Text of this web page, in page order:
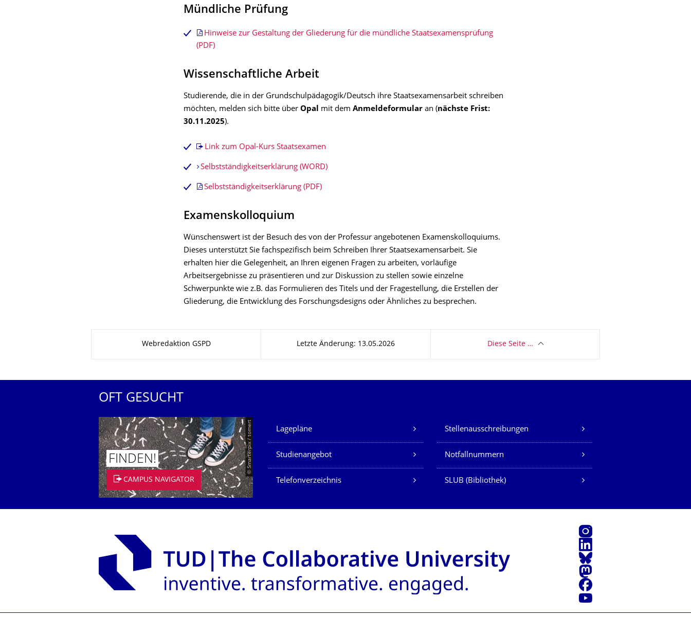
Mündliche Prüfung
Hinweise zur Gestaltung der Gliederung für die mündliche Staatsexamensprüfung
(PDF)
Wissenschaftliche Arbeit
Studierende, die in der Grundschulpädagogik/Deutsch ihre Staatsexamensarbeit schreiben
möchten, melden sich bitte über Opal mit dem Anmeldeformular an (nächste Frist:
30.11.2025).
Link zum Opal-Kurs Staatsexamen
Selbstständigkeitserklärung (WORD)
Selbstständigkeitserklärung (PDF)
Examenskolloquium
Wünschenswert ist der Besuch des von der Professur angebotenen Examenskolloquiums.
Dieses unterstützt Sie fachspezifisch beim Schreiben Ihrer Staatsexamensarbeit. Sie
erhalten hier die Gelegenheit, an Ihren eigenen Fragen zu arbeiten, vorläufige
Arbeitsergebnisse zu präsentieren und zur Diskussion zu stellen sowie einzelne
Schwerpunkte wie z.B. das Formulieren des Titels und der Fragestellung, die Erstellen der
Gliederung, die Entwicklung des Forschungsdesigns oder Ähnliches zu besprechen.
Webredaktion GSPD Letzte Änderung: 13.05.2026 Diese Seite …
OFT GESUCHT
© Smarterpix / tomert
FINDEN!
CAMPUS NAVIGATOR
Unsere Dienste
Lagepläne Stellenausschreibungen
Studienangebot Notfallnummern
Telefonverzeichnis SLUB (Bibliothek)
Instagram
LinkedIn
Bluesky
Mastodon
Facebook
Youtube